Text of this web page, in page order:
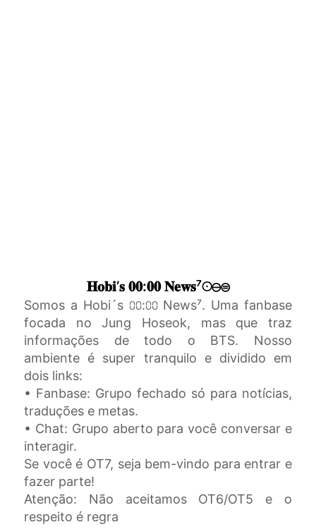
𝐇𝐨𝐛𝐢’𝐬 𝟎𝟎:𝟎𝟎 𝐍𝐞𝐰𝐬⁷☉⊖⊜
Somos a Hobi´s ⩇⩇:⩇⩇ News⁷. Uma fanbase
focada no Jung Hoseok, mas que traz
informações de todo o BTS. Nosso
ambiente é super tranquilo e dividido em
dois links:
• Fanbase: Grupo fechado só para notícias,
traduções e metas.
• Chat: Grupo aberto para você conversar e
interagir.
Se você é OT7, seja bem-vindo para entrar e
fazer parte!
Atenção: Não aceitamos OT6/OT5 e o
respeito é regra